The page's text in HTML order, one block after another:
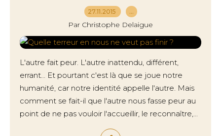
27.11.2015 …
Par Christophe Delaigue
L'autre fait peur. L'autre inattendu, différent,
errant... Et pourtant c'est là que se joue notre
humanité, car notre identité appelle l'autre. Mais
comment se fait-il que l'autre nous fasse peur au
point de ne pas vouloir l'accueillir, le reconnaître,...